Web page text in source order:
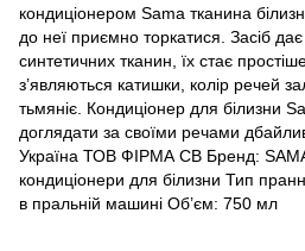
кондиціонером Sama тканина
до неї приємно торкатися. Засіб
синтетичних тканин, їх стає
з’являються катишки, колір речей
тьмяніє. Кондиціонер для білизни
доглядати за своїми речами
Україна ТОВ ФІРМА СВ Бренд: SAMA
кондиціонери для білизни Тип
в пральній машині Об’єм: 750 мл